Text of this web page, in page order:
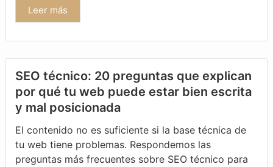
Leer más
SEO técnico: 20 preguntas que explican
por qué tu web puede estar bien escrita
y mal posicionada
El contenido no es suficiente si la base técnica de
tu web tiene problemas. Respondemos las
preguntas más frecuentes sobre SEO técnico para